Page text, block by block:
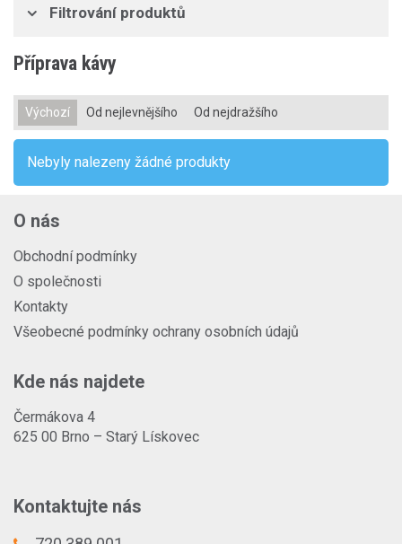
Filtrování produktů
Příprava kávy
Výchozí Od nejlevnějšího Od nejdražšího
Nebyly nalezeny žádné produkty
O nás
Obchodní podmínky
O společnosti
Kontakty
Všeobecné podmínky ochrany osobních údajů
Kde nás najdete
Čermákova 4
625 00 Brno – Starý Lískovec
Kontaktujte nás